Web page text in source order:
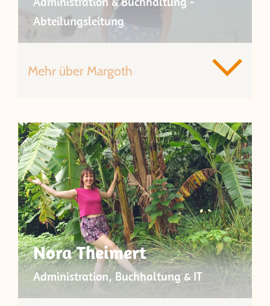
Abteilungsleitung
Mehr über Margoth
Nora Theimert
Administration, Buchhaltung & IT